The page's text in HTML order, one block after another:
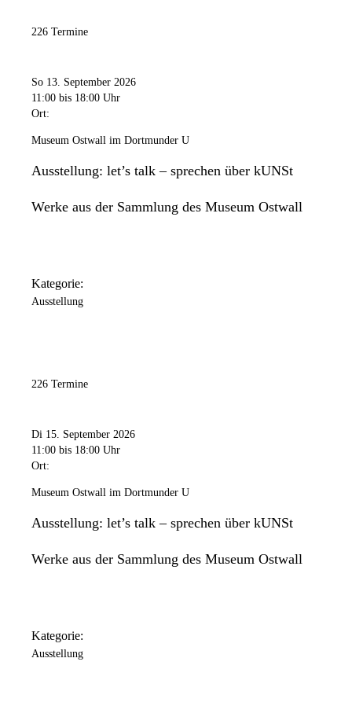
226 Termine
So 13. September 2026
11:00 bis 18:00 Uhr
Ort:
Museum Ostwall im Dortmunder U
Ausstellung: let’s talk – sprechen über kUNSt
Werke aus der Sammlung des Museum Ostwall
Kategorie:
Ausstellung
226 Termine
Di 15. September 2026
11:00 bis 18:00 Uhr
Ort:
Museum Ostwall im Dortmunder U
Ausstellung: let’s talk – sprechen über kUNSt
Werke aus der Sammlung des Museum Ostwall
Kategorie:
Ausstellung